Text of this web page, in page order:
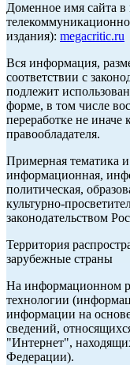
Доменное имя сайта
издания): megacritic.ru
Вся информация,
соответствии с
подлежит
форме, в том числе
переработке не иначе
правообладателя.
Примерная тематика
информационная,
политическая,
культурно-
законодательством
Территория
зарубежные страны
На информационном
технологии
информации на
сведений,
"Интернет",
Федерации).